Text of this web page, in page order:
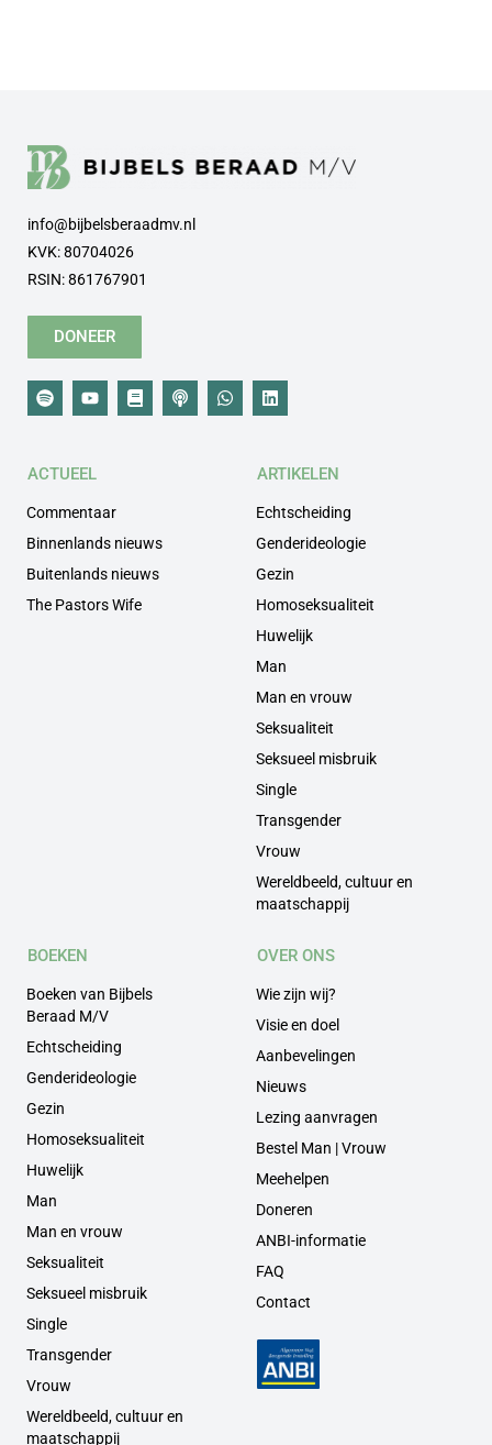
info@bijbelsberaadmv.nl
KVK: 80704026
RSIN: 861767901
DONEER
ACTUEEL
Commentaar
Binnenlands nieuws
Buitenlands nieuws
The Pastors Wife
ARTIKELEN
Echtscheiding
Genderideologie
Gezin
Homoseksualiteit
Huwelijk
Man
Man en vrouw
Seksualiteit
Seksueel misbruik
Single
Transgender
Vrouw
Wereldbeeld, cultuur en
maatschappij
BOEKEN
Boeken van Bijbels
Beraad M/V
Echtscheiding
Genderideologie
Gezin
Homoseksualiteit
Huwelijk
Man
Man en vrouw
Seksualiteit
Seksueel misbruik
Single
Transgender
Vrouw
Wereldbeeld, cultuur en
maatschappij
OVER ONS
Wie zijn wij?
Visie en doel
Aanbevelingen
Nieuws
Lezing aanvragen
Bestel Man | Vrouw
Meehelpen
Doneren
ANBI-informatie
FAQ
Contact